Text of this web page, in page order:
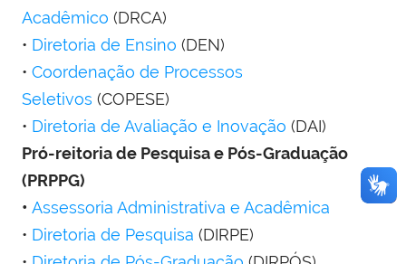
Acadêmico (DRCA)
• Diretoria de Ensino (DEN)
• Coordenação de Processos
Seletivos (COPESE)
• Diretoria de Avaliação e Inovação (DAI)
Pró-reitoria de Pesquisa e Pós-Graduação
(PRPPG)
• Assessoria Administrativa e Acadêmica
• Diretoria de Pesquisa (DIRPE)